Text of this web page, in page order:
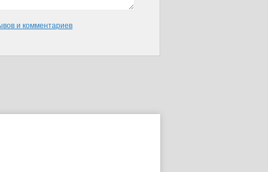
и комментариев